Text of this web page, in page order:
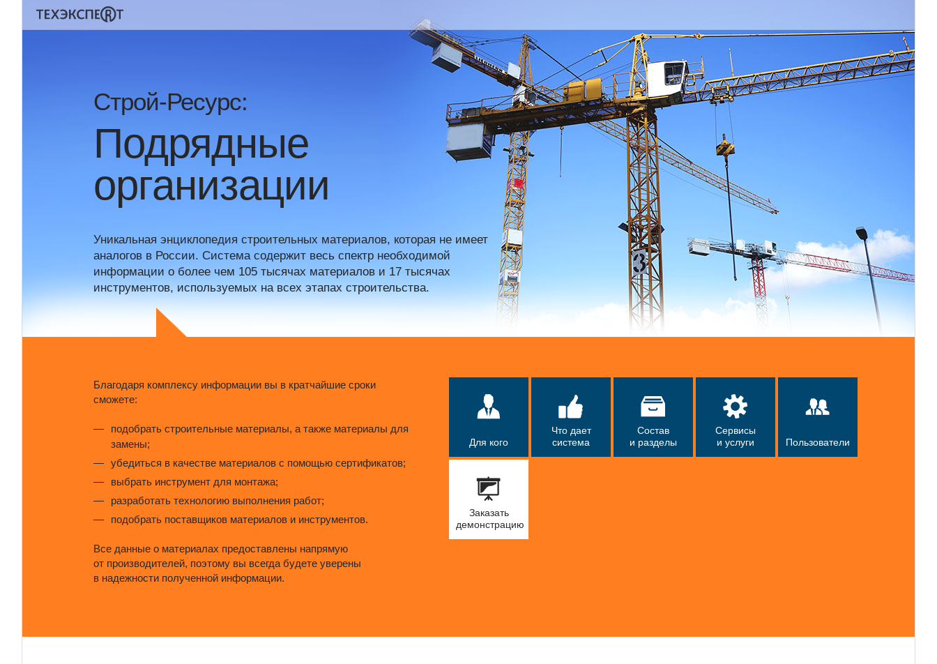
Строй-Ресурс:
Подрядные
организации
Уникальная энциклопедия строительных материалов, которая не имеет
аналогов в России. Система содержит весь спектр необходимой
информации о более чем 105 тысячах материалов и 17 тысячах
инструментов, используемых на всех этапах строительства.
Благодаря комплексу информации вы в кратчайшие сроки
сможете:
подобрать строительные материалы, а также материалы для
замены;
убедиться в качестве материалов с помощью сертификатов;
выбрать инструмент для монтажа;
разработать технологию выполнения работ;
подобрать поставщиков материалов и инструментов.
Все данные о материалах предоставлены напрямую
от производителей, поэтому вы всегда будете уверены
в надежности полученной информации.
Для кого
Что дает
система
Состав
и разделы
Сервисы
и услуги
Пользователи
Заказать
демонстрацию